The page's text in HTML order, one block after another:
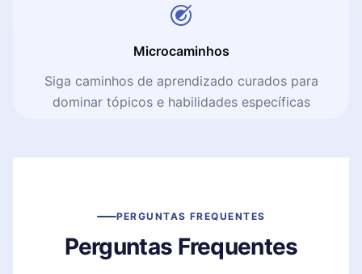
Microcaminhos
Siga caminhos de aprendizado curados para
dominar tópicos e habilidades específicas
PERGUNTAS FREQUENTES
Perguntas Frequentes